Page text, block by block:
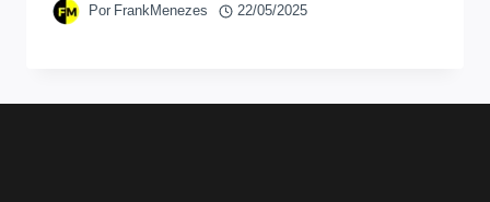
Por FrankMenezes 22/05/2025